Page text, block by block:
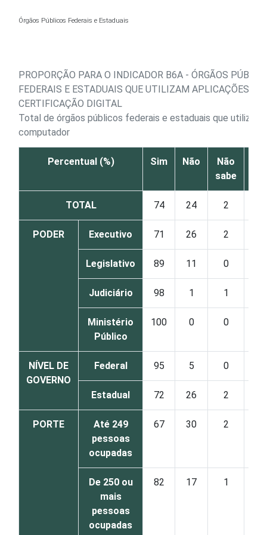
Órgãos Públicos Federais e Estaduais
PROPORÇÃO PARA O INDICADOR B6A - ÓRGÃOS
FEDERAIS E ESTADUAIS QUE UTILIZAM APLICAÇÕES DE
CERTIFICAÇÃO DIGITAL
Total de órgãos públicos federais e estaduais que utilizam
computador
Percentual (%) Sim Não
Não
sabe
TOTAL 74 24 2
PODER Executivo 71 26 2
Legislativo 89 11 0
Judiciário 98 1 1
Ministério
Público
100 0 0
NÍVEL DE
GOVERNO
Federal 95 5 0
Estadual 72 26 2
PORTE
Até 249
pessoas
ocupadas
67 30 2
De 250 ou
mais
pessoas
ocupadas
82 17 1